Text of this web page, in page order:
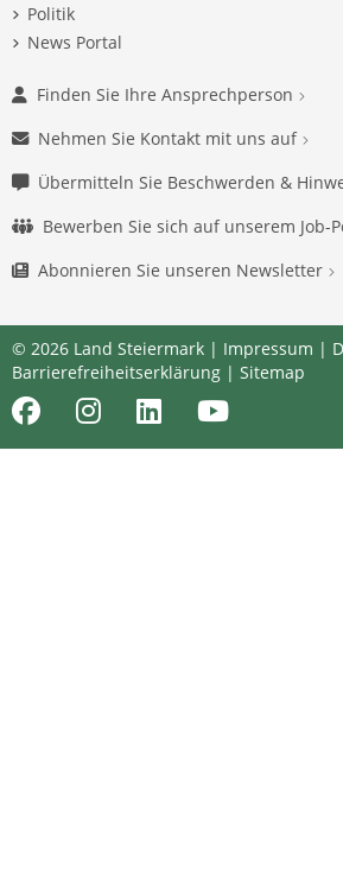
Politik
News Portal
Finden Sie Ihre Ansprechperson
Nehmen Sie Kontakt mit uns auf
Übermitteln Sie Beschwerden &
Bewerben Sie sich auf unserem Job-
Abonnieren Sie unseren Newsletter
© 2026 Land Steiermark | Impressum |
Barrierefreiheitserklärung | Sitemap
FacebookInstagramLinkedInYoutube